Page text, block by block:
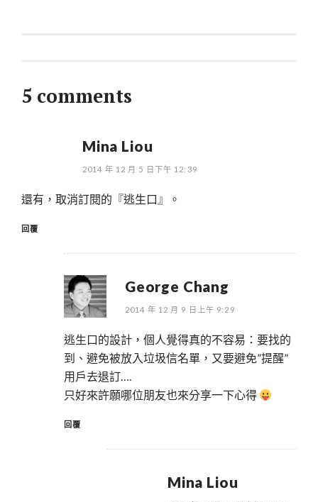
5 comments
Mina Liou
2014 年 12 月 5 日下午 12:39
還有，取消訂閱的『逃生口』。
回覆
George Chang
2014 年 12 月 9 日上午 9:29
逃生口的設計，個人覺得真的不容易：要找的
到、避免被放入垃圾信名單，又要避免”提醒”
用戶去退訂….
只好來許願哪位朋友也來分享一下心得
回覆
Mina Liou